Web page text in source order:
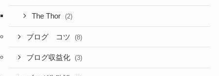
The Thor (2)
ブログ コツ (8)
ブログ収益化 (3)